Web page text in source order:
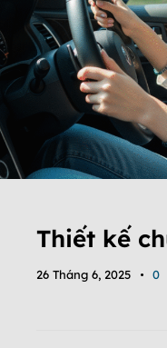
Thiết kế
26 Tháng 6, 2025 0